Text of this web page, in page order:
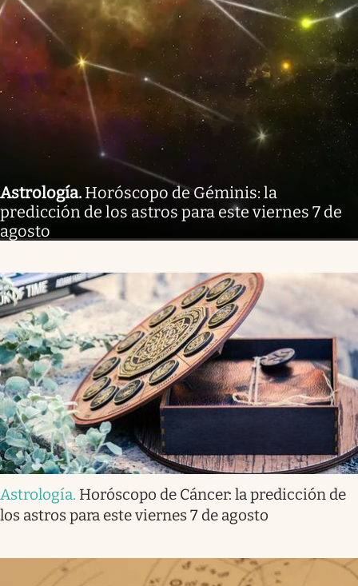
Astrología. Horóscopo de Géminis: la
predicción de los astros para este viernes 7 de
agosto
Astrología. Horóscopo de Cáncer: la predicción de
los astros para este viernes 7 de agosto